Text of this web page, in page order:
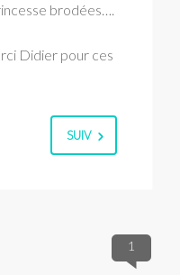
brodées….
Didier pour ces
SUIV
1